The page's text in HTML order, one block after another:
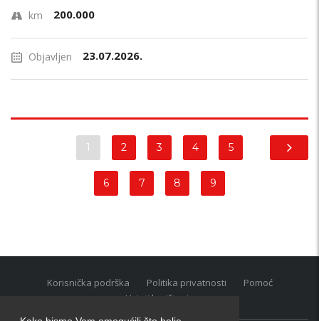
km 200.000
Objavljen 23.07.2026.
1 2 3 4 5
6 7 8 9
Korisnička podrška Politika privatnosti
Pomoć
Uvjeti korištenja